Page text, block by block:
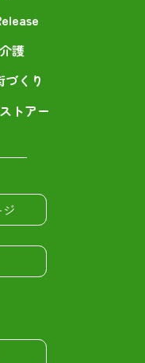
護
くり
トアー